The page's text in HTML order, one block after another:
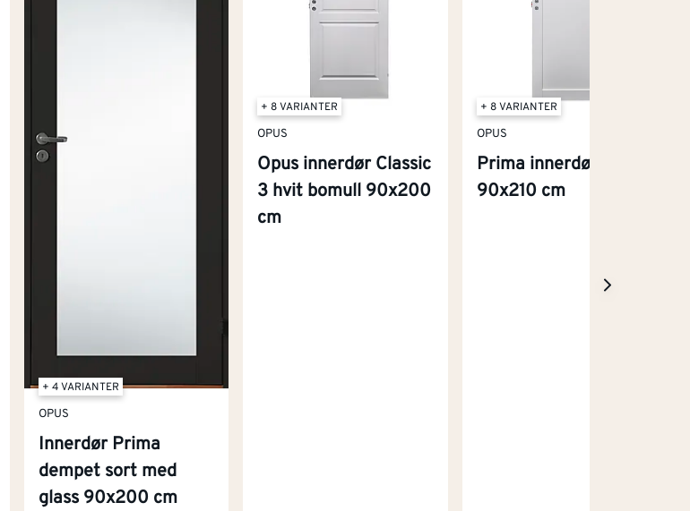
+ 4 VARIANTER
OPUS
Innerdør Prima
dempet sort med
glass 90x200 cm
+ 8 VARIANTER
OPUS
Opus innerdør Classic
3 hvit bomull 90x200
cm
+ 8 VARIANTER
OPUS
Prima innerdør hvit
90x210 cm